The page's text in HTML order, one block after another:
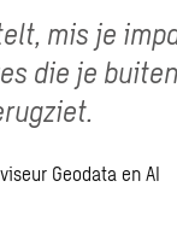
mis je
die je buiten
Geodata en AI